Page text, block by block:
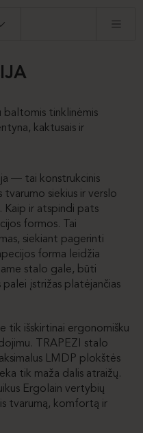
— tai konstrukcinis
tvarumo siekius ir verslo
Kaip ir atspindi pats
formos. Tai
siekiant pagerinti
forma leidžia
stalo gale, būti
įstrižas platėjančias
tik išskirtinai ergonomišku
TRAPEZI stalo
LMDP plokštės
tik maža dalis atraižų.
Ergolain vertybių
tvarumą, komfortą ir